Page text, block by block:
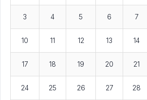
3 4 5 6 7
10 11 12 13 14
17 18 19 20 21
24 25 26 27 28